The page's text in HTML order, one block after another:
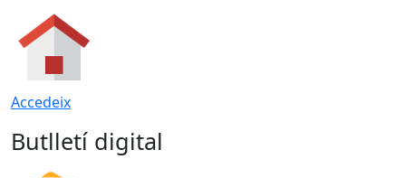
Accedeix
Butlletí digital